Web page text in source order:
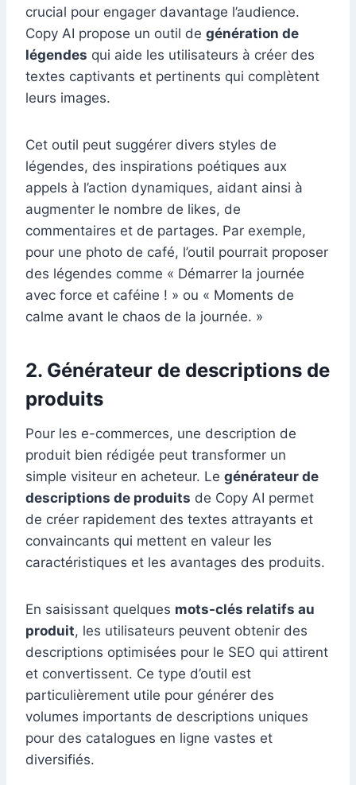
crucial pour engager davantage l’audience.
Copy AI propose un outil de génération de
légendes qui aide les utilisateurs à créer des
textes captivants et pertinents qui complètent
leurs images.
Cet outil peut suggérer divers styles de
légendes, des inspirations poétiques aux
appels à l’action dynamiques, aidant ainsi à
augmenter le nombre de likes, de
commentaires et de partages. Par exemple,
pour une photo de café, l’outil pourrait proposer
des légendes comme « Démarrer la journée
avec force et caféine ! » ou « Moments de
calme avant le chaos de la journée. »
2. Générateur de descriptions de
produits
Pour les e-commerces, une description de
produit bien rédigée peut transformer un
simple visiteur en acheteur. Le générateur de
descriptions de produits de Copy AI permet
de créer rapidement des textes attrayants et
convaincants qui mettent en valeur les
caractéristiques et les avantages des produits.
En saisissant quelques mots-clés relatifs au
produit, les utilisateurs peuvent obtenir des
descriptions optimisées pour le SEO qui attirent
et convertissent. Ce type d’outil est
particulièrement utile pour générer des
volumes importants de descriptions uniques
pour des catalogues en ligne vastes et
diversifiés.